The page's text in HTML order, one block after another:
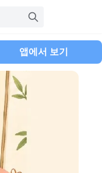
앱에서 보기